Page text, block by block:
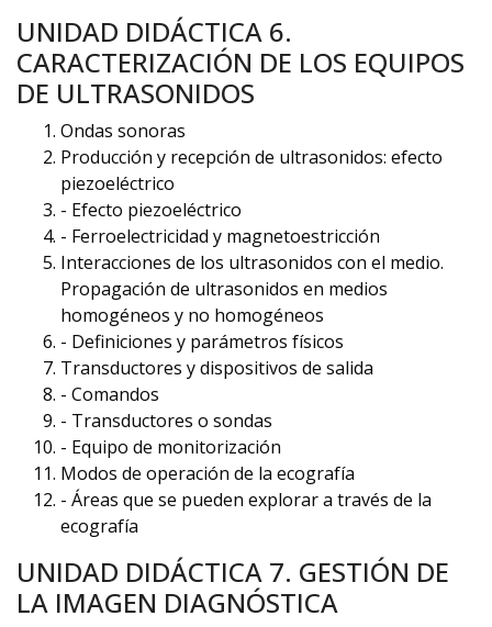
UNIDAD DIDÁCTICA 6.
CARACTERIZACIÓN DE LOS EQUIPOS
DE ULTRASONIDOS
Ondas sonoras
Producción y recepción de ultrasonidos: efecto
piezoeléctrico
- Efecto piezoeléctrico
- Ferroelectricidad y magnetoestricción
Interacciones de los ultrasonidos con el medio.
Propagación de ultrasonidos en medios
homogéneos y no homogéneos
- Definiciones y parámetros físicos
Transductores y dispositivos de salida
- Comandos
- Transductores o sondas
- Equipo de monitorización
Modos de operación de la ecografía
- Áreas que se pueden explorar a través de la
ecografía
UNIDAD DIDÁCTICA 7. GESTIÓN DE
LA IMAGEN DIAGNÓSTICA